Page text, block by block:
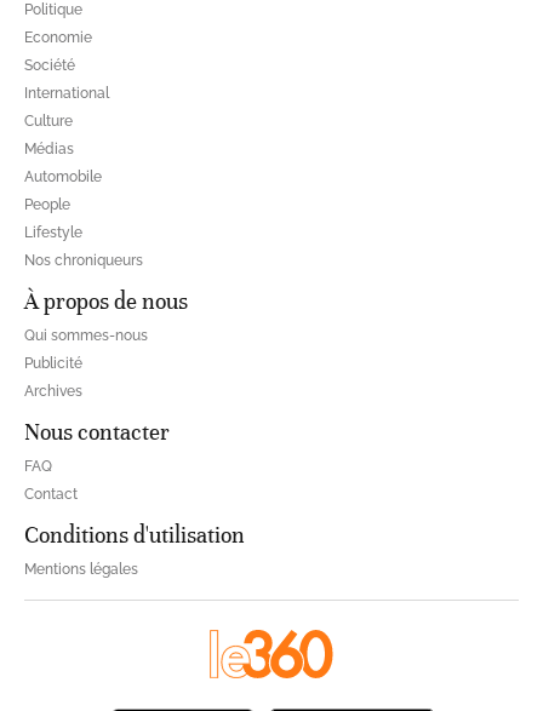
Politique
Economie
Société
International
Culture
Médias
Automobile
People
Lifestyle
Nos chroniqueurs
À propos de nous
Qui sommes-nous
Publicité
Archives
Nous contacter
FAQ
Contact
Conditions d'utilisation
Mentions légales